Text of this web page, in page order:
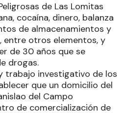
de Las Lomitas
cocaína, dinero, balanza
de almacenamientos y
entre otros elementos, y
de 30 años que se
drogas.
trabajo investigativo de los
que un domicilio del
del Campo
de comercialización de